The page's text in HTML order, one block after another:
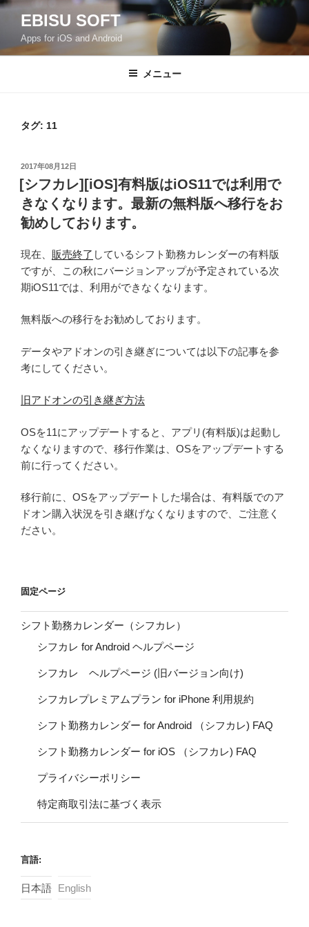
コ
ン
EBISU SOFT
Apps for iOS and Android
メニュー
タグ: 11
投
稿
日:
2017年08月12日
[シフカレ][iOS]有料版はiOS11では利用で
きなくなります。最新の無料版へ移行をお
勧めしております。
現在、 販売終了 しているシフト勤務カレンダーの有料版
ですが、この秋にバージョンアップが予定されている次
期iOS11では、利用ができなくなります。
無料版への移行をお勧めしております。
データやアドオンの引き継ぎについては以下の記事を参
考にしてください。
旧アドオンの引き継ぎ方法
OSを11にアップデートすると、アプリ(有料版)は起動し
なくなりますので、移行作業は、OSをアップデートする
前に行ってください。
移行前に、OSをアップデートした場合は、有料版でのア
ドオン購入状況を引き継げなくなりますので、ご注意く
ださい。
固定ページ
シフト勤務カレンダー（シフカレ）
シフカレ for Android ヘルプページ
シフカレ ヘルプページ (旧バージョン向け)
シフカレプレミアムプラン for iPhone 利用規約
シフト勤務カレンダー for Android （シフカレ) FAQ
シフト勤務カレンダー for iOS （シフカレ) FAQ
プライバシーポリシー
特定商取引法に基づく表示
言語:
日本語 English